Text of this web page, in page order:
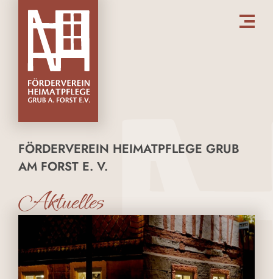
FÖRDERVEREIN HEIMATPFLEGE GRUB
AM FORST E. V.
Aktuelles